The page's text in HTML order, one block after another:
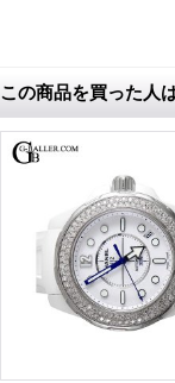
この商品を買った人